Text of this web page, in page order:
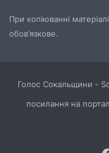
При копіюванні
обов’язкове.
Голос Сокальщини -
посилання на